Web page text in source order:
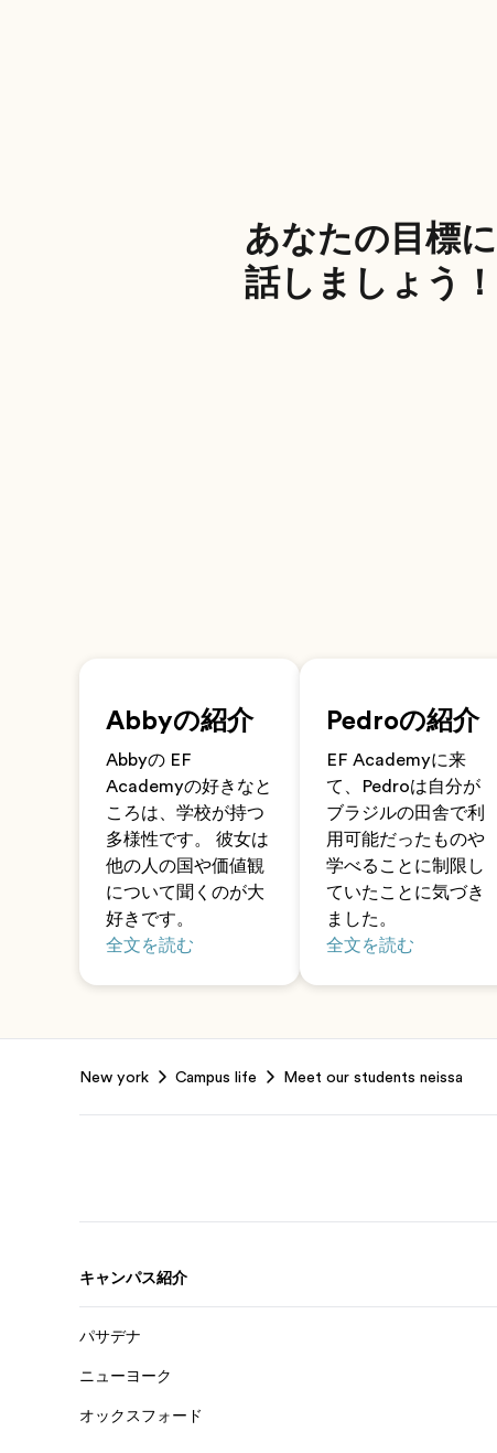
あなたの目標
話しましょう！
Abbyの紹介
Abbyの EF
Academyの好きなと
ころは、学校が持つ
多様性です。 彼女は
他の人の国や価値観
について聞くのが大
好きです。
全文を読む
Pedroの紹介
EF Academyに来
て、Pedroは自分が
ブラジルの田舎で利
用可能だったものや
学べることに制限し
ていたことに気づき
ました。
全文を読む
New york Campus life Meet our students neissa
キャンパス紹介
パサデナ
ニューヨーク
オックスフォード